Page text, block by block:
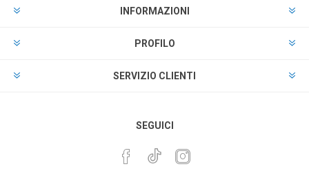
INFORMAZIONI
PROFILO
SERVIZIO CLIENTI
SEGUICI